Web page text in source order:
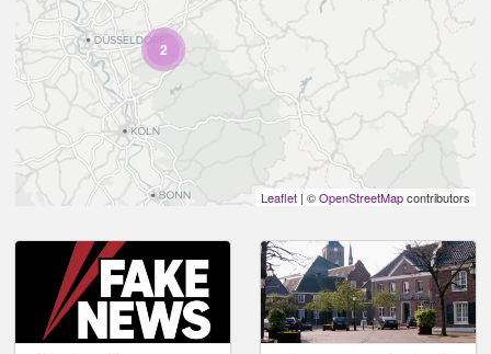
2
Leaflet | ©OpenStreetMapcontributors